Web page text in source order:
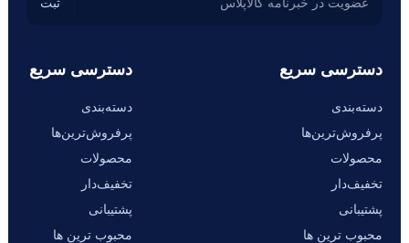
دسترسی سریع
دسته‌بندی
پرفروش‌ترین‌ها
محصولات
تخفیف‌دار
پشتیبانی
محبوب ترین ها
دسترسی سریع
دسته‌بندی
پرفروش‌ترین‌ها
محصولات
تخفیف‌دار
پشتیبانی
محبوب ترین ها